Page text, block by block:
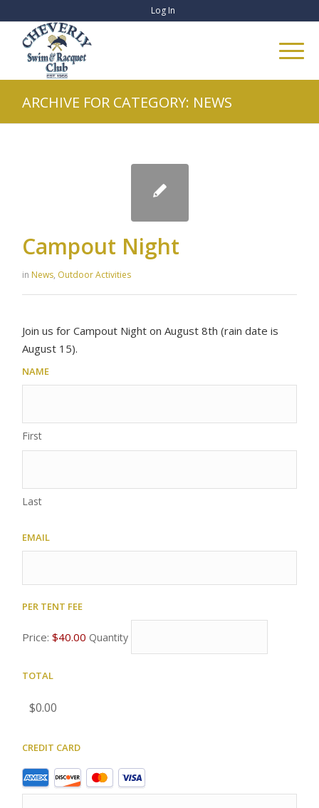
Log In
ARCHIVE FOR CATEGORY: NEWS
Campout Night
in News, Outdoor Activities
Join us for Campout Night on August 8th (rain date is
August 15).
Name
First
Last
Email
Per tent feeQuantity
Price: $40.00 Quantity
Total
Credit Card
Supported
Credit